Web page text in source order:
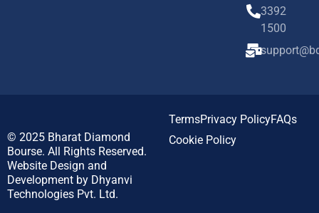
3392
1500
© 2025 Bharat Diamond
Bourse. All Rights Reserved.
Website Design and
Development by Dhyanvi
Technologies Pvt. Ltd.
TermsPrivacy PolicyFAQs
Cookie Policy